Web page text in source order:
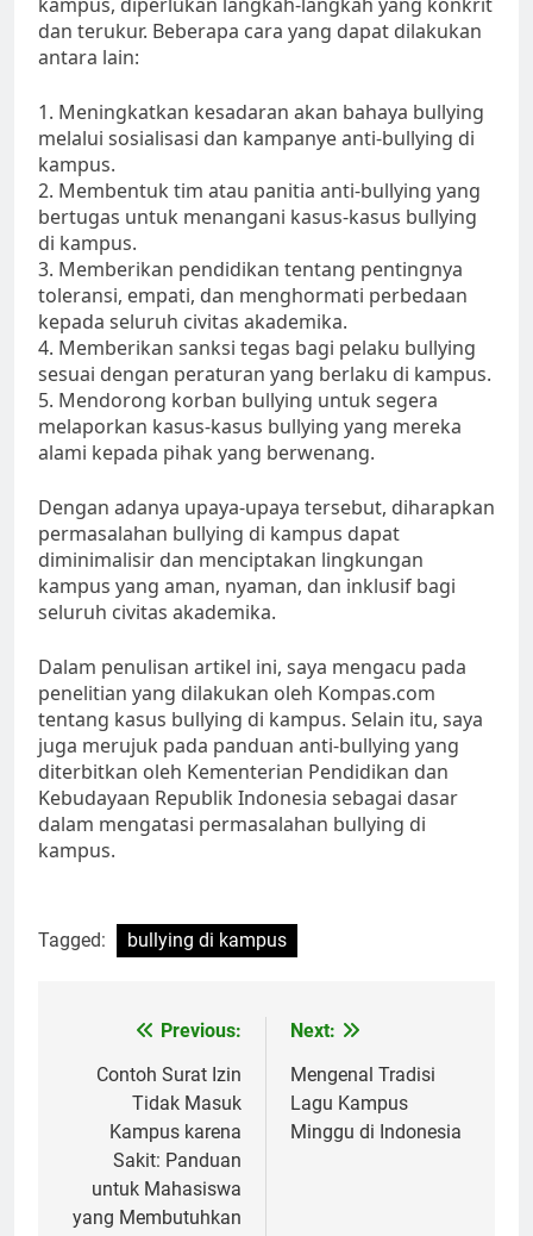
dan terukur. Beberapa cara yang dapat dilakukan
antara lain:
1. Meningkatkan kesadaran akan bahaya bullying
melalui sosialisasi dan kampanye anti-bullying di
kampus.
2. Membentuk tim atau panitia anti-bullying yang
bertugas untuk menangani kasus-kasus bullying
di kampus.
3. Memberikan pendidikan tentang pentingnya
toleransi, empati, dan menghormati perbedaan
kepada seluruh civitas akademika.
4. Memberikan sanksi tegas bagi pelaku bullying
sesuai dengan peraturan yang berlaku di kampus.
5. Mendorong korban bullying untuk segera
melaporkan kasus-kasus bullying yang mereka
alami kepada pihak yang berwenang.
Dengan adanya upaya-upaya tersebut, diharapkan
permasalahan bullying di kampus dapat
diminimalisir dan menciptakan lingkungan
kampus yang aman, nyaman, dan inklusif bagi
seluruh civitas akademika.
Dalam penulisan artikel ini, saya mengacu pada
penelitian yang dilakukan oleh Kompas.com
tentang kasus bullying di kampus. Selain itu, saya
juga merujuk pada panduan anti-bullying yang
diterbitkan oleh Kementerian Pendidikan dan
Kebudayaan Republik Indonesia sebagai dasar
dalam mengatasi permasalahan bullying di
kampus.
Tagged: bullying di kampus
navigation
Previous:
Contoh Surat Izin
Tidak Masuk
Kampus karena
Sakit: Panduan
untuk Mahasiswa
yang Membutuhkan
Next:
Mengenal Tradisi
Lagu Kampus
Minggu di Indonesia